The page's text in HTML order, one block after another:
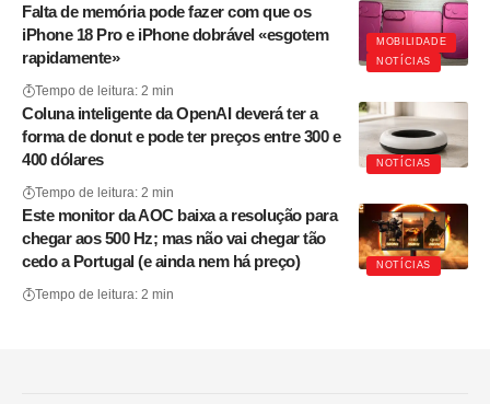
MOBILIDADE
NOTÍCIAS
Falta de memória pode fazer com que os
iPhone 18 Pro e iPhone dobrável «esgotem
rapidamente»
Tempo de leitura: 2 min
NOTÍCIAS
Coluna inteligente da OpenAI deverá ter a
forma de donut e pode ter preços entre 300 e
400 dólares
Tempo de leitura: 2 min
NOTÍCIAS
Este monitor da AOC baixa a resolução para
chegar aos 500 Hz; mas não vai chegar tão
cedo a Portugal (e ainda nem há preço)
Tempo de leitura: 2 min